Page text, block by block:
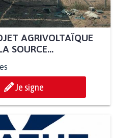
AGRIVOLTAÏQUE
SOURCE...
Je signe